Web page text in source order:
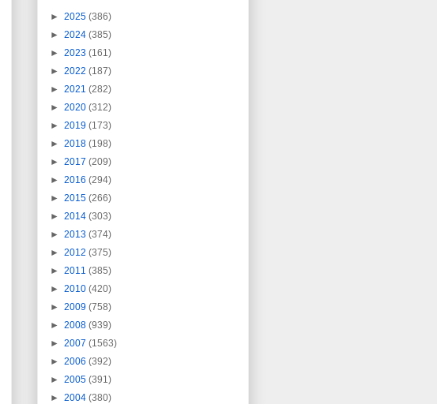
► 2025 (386)
► 2024 (385)
► 2023 (161)
► 2022 (187)
► 2021 (282)
► 2020 (312)
► 2019 (173)
► 2018 (198)
► 2017 (209)
► 2016 (294)
► 2015 (266)
► 2014 (303)
► 2013 (374)
► 2012 (375)
► 2011 (385)
► 2010 (420)
► 2009 (758)
► 2008 (939)
► 2007 (1563)
► 2006 (392)
► 2005 (391)
► 2004 (380)